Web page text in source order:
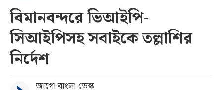
বিমানবন্দরে ভিআইপি-
সিআইপিসহ সবাইকে তল্লাশির
নির্দেশ
জাগো বাংলা ডেস্ক